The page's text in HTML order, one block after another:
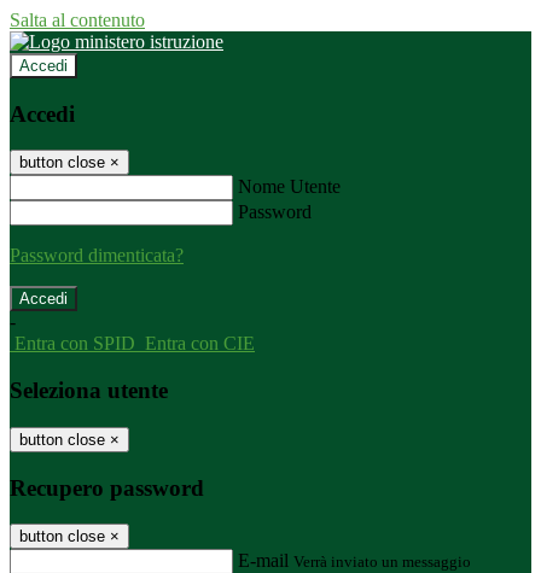
Salta al contenuto
Accedi
Accedi
button close ×
Nome Utente
Password
Password dimenticata?
-
Entra con SPID Entra con CIE
Seleziona utente
button close ×
Recupero password
button close ×
E-mail Verrà inviato un messaggio